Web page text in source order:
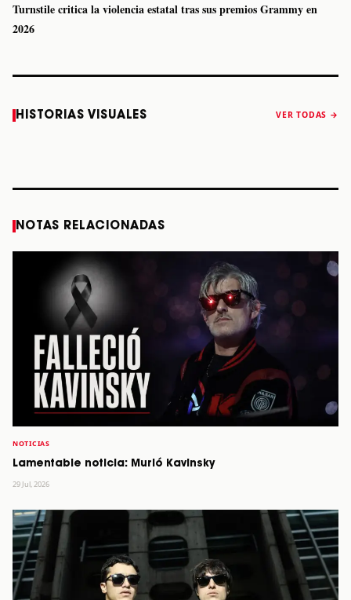
Turnstile critica la violencia estatal tras sus premios Grammy en
2026
HISTORIAS VISUALES VER TODAS →
Caifanes regresa
a Monterrey el
Fallece Felipe
Staiti, guitarrista
anuncia “Reality
NOTAS RELACIONADAS
NOTICIAS
Lamentable noticia: Murió Kavinsky
29 Jul, 2026